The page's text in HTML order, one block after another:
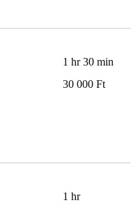
1 hr 30 min
magyar
30 000 Ft
1 hr